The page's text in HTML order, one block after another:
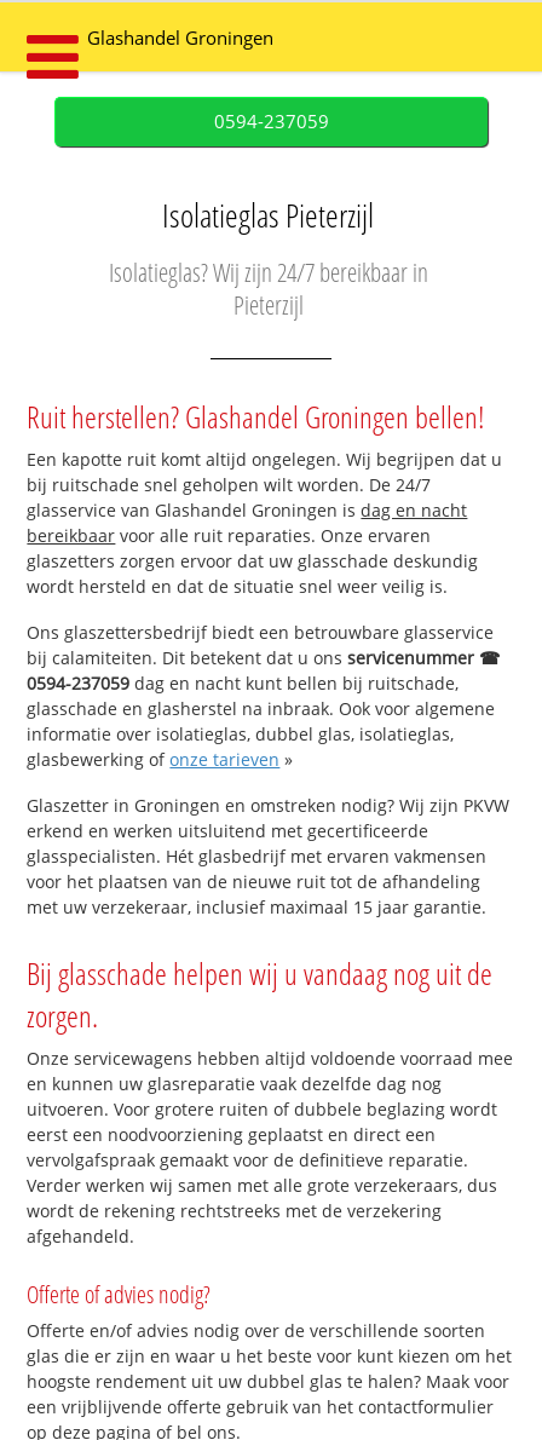
Glashandel Groningen
0594-237059
Isolatieglas Pieterzijl
Isolatieglas? Wij zijn 24/7 bereikbaar in
Pieterzijl
Ruit herstellen? Glashandel Groningen bellen!
Een kapotte ruit komt altijd ongelegen. Wij begrijpen dat u
bij ruitschade snel geholpen wilt worden. De 24/7
glasservice van Glashandel Groningen isdag en nacht
bereikbaar voor alle ruit reparaties. Onze ervaren
glaszetters zorgen ervoor dat uw glasschade deskundig
wordt hersteld en dat de situatie snel weer veilig is.
Ons glaszettersbedrijf biedt een betrouwbare glasservice
bij calamiteiten. Dit betekent dat u onsservicenummer ☎
0594-237059 dag en nacht kunt bellen bij ruitschade,
glasschade en glasherstel na inbraak. Ook voor algemene
informatie over isolatieglas, dubbel glas, isolatieglas,
glasbewerking ofonze tarieven »
Glaszetter in Groningen en omstreken nodig? Wij zijn PKVW
erkend en werken uitsluitend met gecertificeerde
glasspecialisten. Hét glasbedrijf met ervaren vakmensen
voor het plaatsen van de nieuwe ruit tot de afhandeling
met uw verzekeraar, inclusief maximaal 15 jaar garantie.
Bij glasschade helpen wij u vandaag nog uit de
zorgen.
Onze servicewagens hebben altijd voldoende voorraad mee
en kunnen uw glasreparatie vaak dezelfde dag nog
uitvoeren. Voor grotere ruiten of dubbele beglazing wordt
eerst een noodvoorziening geplaatst en direct een
vervolgafspraak gemaakt voor de definitieve reparatie.
Verder werken wij samen met alle grote verzekeraars, dus
wordt de rekening rechtstreeks met de verzekering
afgehandeld.
Offerte of advies nodig?
Offerte en/of advies nodig over de verschillende soorten
glas die er zijn en waar u het beste voor kunt kiezen om het
hoogste rendement uit uw dubbel glas te halen? Maak voor
een vrijblijvende offerte gebruik van het contactformulier
op deze pagina of bel ons.